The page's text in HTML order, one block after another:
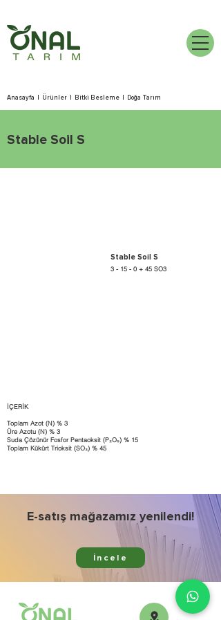
Anasayfa Ürünler Bitki Besleme Doğa Tarım
Stable Soil S
Stable Soil S
3 - 15 - 0 + 45 SO3
İÇERİK
Toplam Azot (N) % 3
Üre Azotu (N) % 3
Suda Çözünür Fosfor Pentaoksit (P₂O₅) % 15
Toplam Kükürt Trioksit (SO₃) % 45
E-satış mağazamız yenilendi!
İncele